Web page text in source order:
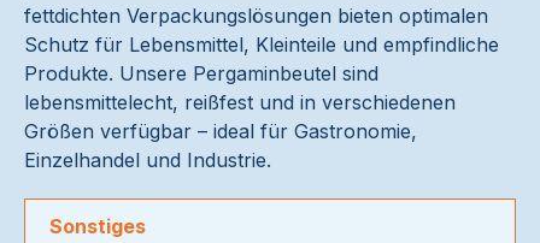
fettdichten Verpackungslösungen bieten optimalen
Schutz für Lebensmittel, Kleinteile und empfindliche
Produkte. Unsere Pergaminbeutel sind
lebensmittelecht, reißfest und in verschiedenen
Größen verfügbar – ideal für Gastronomie,
Einzelhandel und Industrie.
Sonstiges